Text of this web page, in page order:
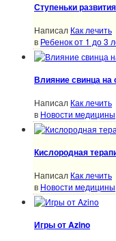
Ступеньки
Написал Как лечить
в Ребенок от 1 до 3
Влияние свинца на
Написал Как лечить
в Новости медицины
Кислородная
Написал Как лечить
в Новости медицины
Игры от Azino